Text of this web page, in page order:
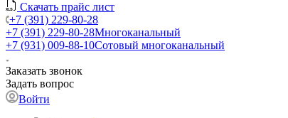
Скачать прайс лист
+7 (391) 229-80-28
+7 (391) 229-80-28Многоканальный
+7 (931) 009-88-10Сотовый многоканальный
Заказать звонок
Задать вопрос
Войти